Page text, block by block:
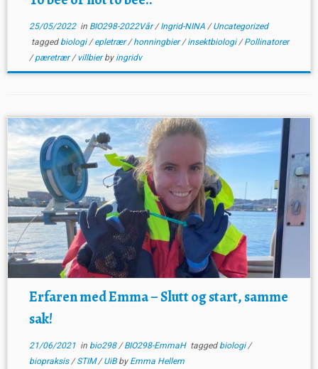
25/05/2022in BIO298-2022Vår/Ingrid-NINA /Uncategorized
tagged biologi/epletrær/honningbier/insektbiologi/Pollinatorer
/pæretrær/villbierby ingridv
Erfaren med Emma – Slutt og start, samme
sak!
21/06/2021in bio298/BIO298-EmmaH tagged biologi/
biopraksis/STIM/UiBby Emma Hellem